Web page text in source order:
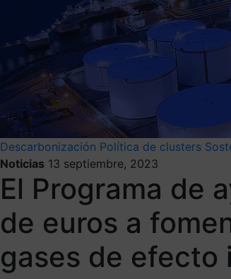
Descarbonización Política de clusters
Noticias 13 septiembre, 2023
El Programa de
de euros a
gases de efecto